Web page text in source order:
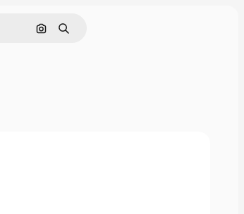
画像で検索
検索